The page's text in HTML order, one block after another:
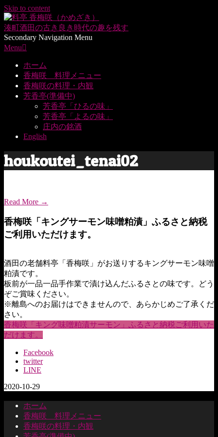
Skip to content
湊町酒田の古き良き時代の趣を残す
Secondary Navigation Menu
Menu
ホーム
香梅咲 料理メニュー
香梅咲の料理・内観
芳香亭(準備中)
芳香亭「ひるの味」
芳香亭「よるの味」
庄内の銘酒
English
houkoutei_tenai02
Read More →
香梅咲「キングサーモン味噌粕漬」ふるさと納税
ご利用いただけます。
酒田の老舗料亭「香梅咲」がお送りするキングサーモン味噌
粕漬です。
板前が一品一品手作業で漬け込んだふるさとの味です。どう
ぞご賞味ください。
※離島へのお届けはできませんので、あらかじめご了承くだ
さい。
香梅咲「キング味噌粕漬サーモン」ふるさと納税ご利用いた
だけます。
Facebook
twitter
LINE
2020-10-29
ホーム
香梅咲 料理メニュー
香梅咲の料理・内観